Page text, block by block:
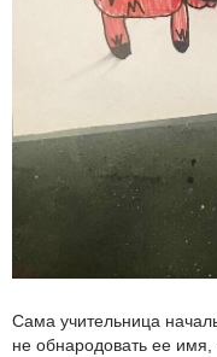
Сама учительница
не обнародовать ее